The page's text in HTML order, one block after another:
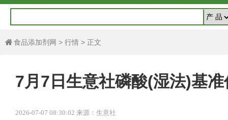
 食品添加剂网 > 行情 > 正文
7月7日生意社磷酸(湿法)基
2026-07-07 08:30:02 来源：生意社